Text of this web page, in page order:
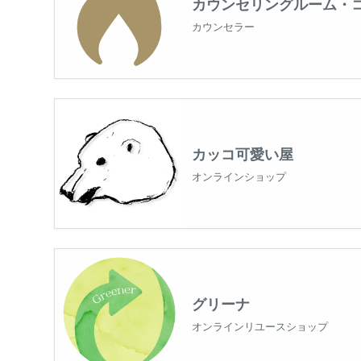
カウンセリングルーム・
カウンセラー
カッコ可愛い屋
オンラインショップ
グリーナ
オンラインリユースショップ